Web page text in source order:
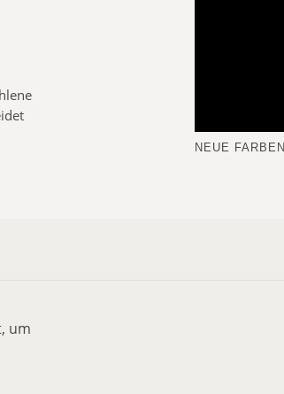
NEUE
um